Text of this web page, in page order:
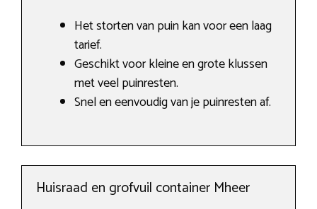
Het storten van puin kan voor een laag
tarief.
Geschikt voor kleine en grote klussen
met veel puinresten.
Snel en eenvoudig van je puinresten af.
Huisraad en grofvuil container Mheer